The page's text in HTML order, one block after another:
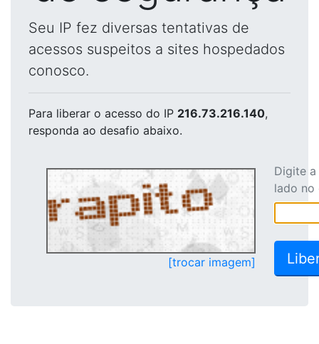
Seu IP fez diversas tentativas de
acessos suspeitos a sites hospedados
conosco.
Para liberar o acesso do IP 216.73.216.140,
responda ao desafio abaixo.
[trocar imagem]
Digite
lado no